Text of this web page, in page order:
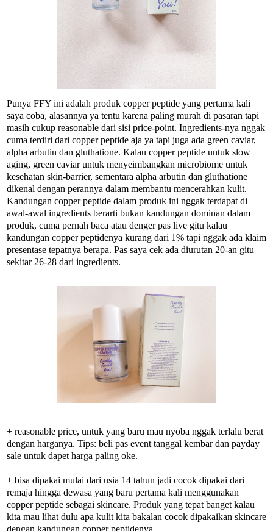
Punya FFY ini adalah produk copper peptide yang pertama kali
saya coba, alasannya ya tentu karena paling murah di pasaran tapi
masih cukup reasonable dari sisi price-point. Ingredients-nya nggak
cuma terdiri dari copper peptide aja ya tapi juga ada green caviar,
alpha arbutin dan gluthatione. Kalau copper peptide untuk slow
aging, green caviar untuk menyeimbangkan microbiome untuk
kesehatan skin-barrier, sementara alpha arbutin dan gluthatione
dikenal dengan perannya dalam membantu mencerahkan kulit.
Kandungan copper peptide dalam produk ini nggak terdapat di
awal-awal ingredients berarti bukan kandungan dominan dalam
produk, cuma pernah baca atau denger pas live gitu kalau
kandungan copper peptidenya kurang dari 1% tapi nggak ada klaim
presentase tepatnya berapa. Pas saya cek ada diurutan 20-an gitu
sekitar 26-28 dari ingredients.
+ reasonable price, untuk yang baru mau nyoba nggak terlalu berat
dengan harganya. Tips: beli pas event tanggal kembar dan payday
sale untuk dapet harga paling oke.
+ bisa dipakai mulai dari usia 14 tahun jadi cocok dipakai dari
remaja hingga dewasa yang baru pertama kali menggunakan
copper peptide sebagai skincare. Produk yang tepat banget kalau
kita mau lihat dulu apa kulit kita bakalan cocok dipakaikan skincare
dengan kandungan copper peptidenya.